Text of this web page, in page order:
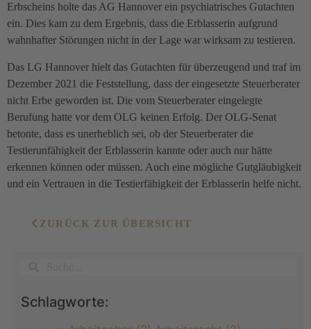
Erbscheins holte das AG Hannover ein psychiatrisches Gutachten
ein. Dies kam zu dem Ergebnis, dass die Erblasserin aufgrund
wahnhafter Störungen nicht in der Lage war wirksam zu testieren.
Das LG Hannover hielt das Gutachten für überzeugend und traf im
Dezember 2021 die Feststellung, dass der eingesetzte Steuerberater
nicht Erbe geworden ist. Die vom Steuerberater eingelegte
Berufung hatte vor dem OLG keinen Erfolg. Der OLG-Senat
betonte, dass es unerheblich sei, ob der Steuerberater die
Testierunfähigkeit der Erblasserin kannte oder auch nur hätte
erkennen können oder müssen. Auch eine mögliche Gutgläubigkeit
und ein Vertrauen in die Testierfähigkeit der Erblasserin helfe nicht.
ZURÜCK ZUR ÜBERSICHT
Schlagworte: